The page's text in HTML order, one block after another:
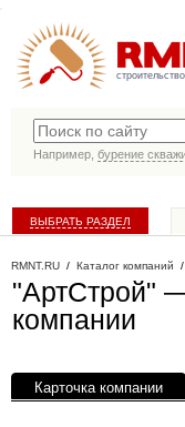
строительство
Например, бурение
ВЫБРАТЬ РАЗДЕЛ
RMNT.RU / Каталог компаний /
"АртСтрой"
компании
Карточка компании